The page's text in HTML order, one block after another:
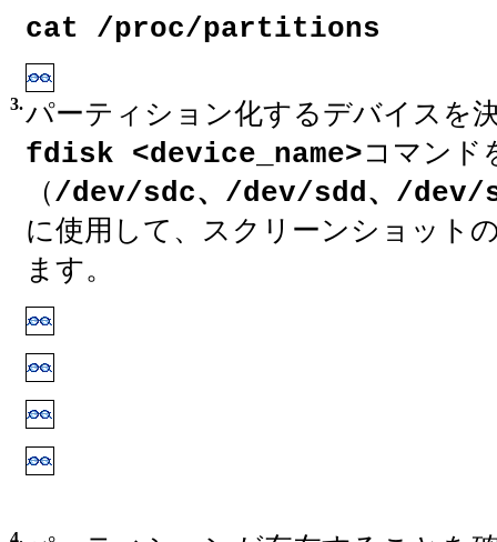
cat /proc/partitions
3.パーティション化するデバイスを
fdisk <device_name>コマンド
（/dev/sdc、/dev/sdd、/dev/
に使用して、スクリーンショット
ます。
4.